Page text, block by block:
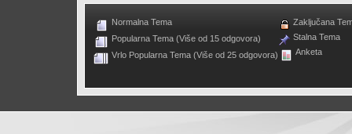
Normalna Tema
Popularna Tema (Više od 15 odgovora)
Vrlo Popularna Tema (Više od 25 odgovora)
Zaključana
Stalna Tema
Anketa